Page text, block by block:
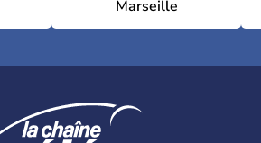
Marseille